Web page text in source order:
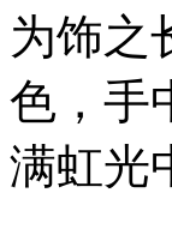
为饰之
色，手
满虹光